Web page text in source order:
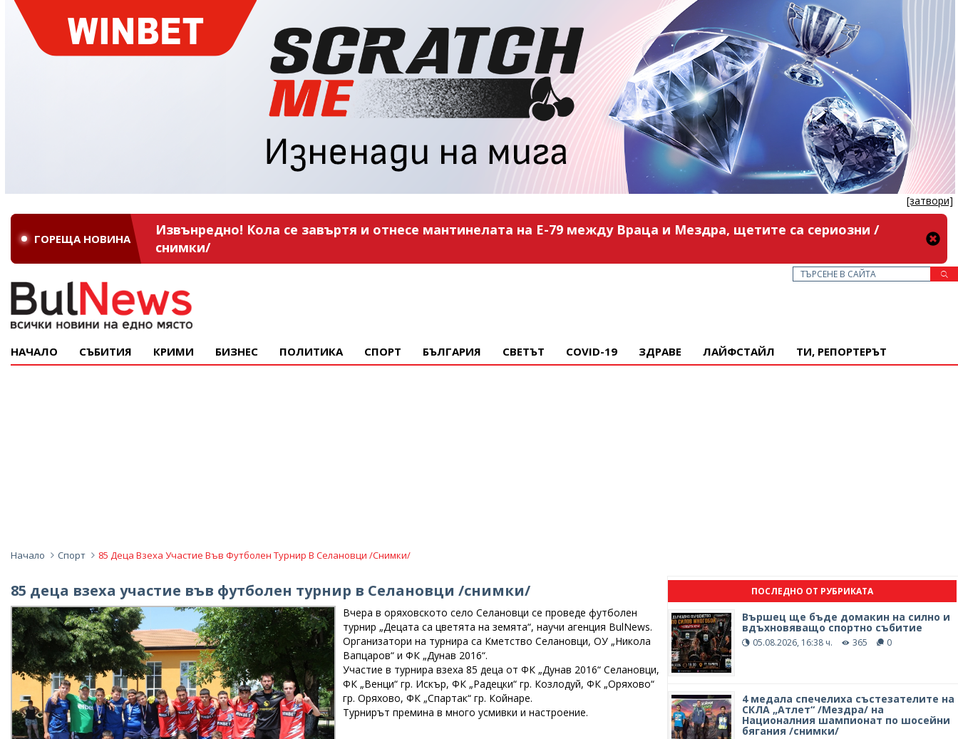
[затвори]
ГОРЕЩА НОВИНА
Извънредно! Кола се завъртя и отнесе мантинелата на Е-79 между Враца и Мездра, щетите са сериозни /
снимки/
НАЧАЛО СЪБИТИЯ КРИМИ БИЗНЕС ПОЛИТИКА СПОРТ БЪЛГАРИЯ СВЕТЪТ COVID-19 ЗДРАВЕ ЛАЙФСТАЙЛ ТИ, РЕПОРТЕРЪТ
Начало Спорт 85 Деца Взеха Участие Във Футболен Турнир В Селановци /снимки/
85 деца взеха участие във футболен турнир в Селановци /снимки/
Вчера в оряховското село Селановци се проведе футболен
турнир „Децата са цветята на земята“, научи агенция BulNews.
Организатори на турнира са Кметство Селановци, ОУ „Никола
Вапцаров“ и ФК „Дунав 2016“.
Участие в турнира взеха 85 деца от ФК „Дунав 2016“ Селановци,
ФК „Венци“ гр. Искър, ФК „Радецки“ гр. Козлодуй, ФК „Оряхово“
гр. Оряхово, ФК „Спартак“ гр. Койнаре.
Турнирът премина в много усмивки и настроение.
ПОСЛЕДНО ОТ РУБРИКАТА
Вършец ще бъде домакин на силно и
вдъхновяващо спортно събитие
05.08.2026, 16:38 ч. 365 0
4 медала спечелиха състезателите на
СКЛА „Атлет“ /Мездра/ на
Националния шампионат по шосейни
бягания /снимки/